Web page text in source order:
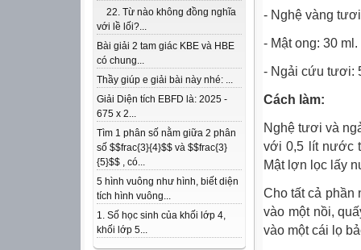
22. Từ nào không đồng nghĩa
với lề lối?...
Bài giải 2 tam giác KBE và HBE
có chung...
Thầy giúp e giải bài này nhé: ...
Giải Diện tích EBFD là: 2025 -
675 x 2...
Tìm 1 phân số nằm giữa 2 phân
số $$frac{3}{4}$$ và $$frac{3}
{5}$$ , có...
5 hình vuông như hình, biết diện
tích hình vuông...
1. Số học sinh của khối lớp 4,
khối lớp 5...
- Nghệ vàng
- Mật ong: 30 ml.
- Ngải cứu tươi:
Cách làm:
Nghệ tươi và
với 0,5 lít nước
Mật lợn lọc lấy
Cho tất cả phần
vào một nồi,
vào một cái lọ